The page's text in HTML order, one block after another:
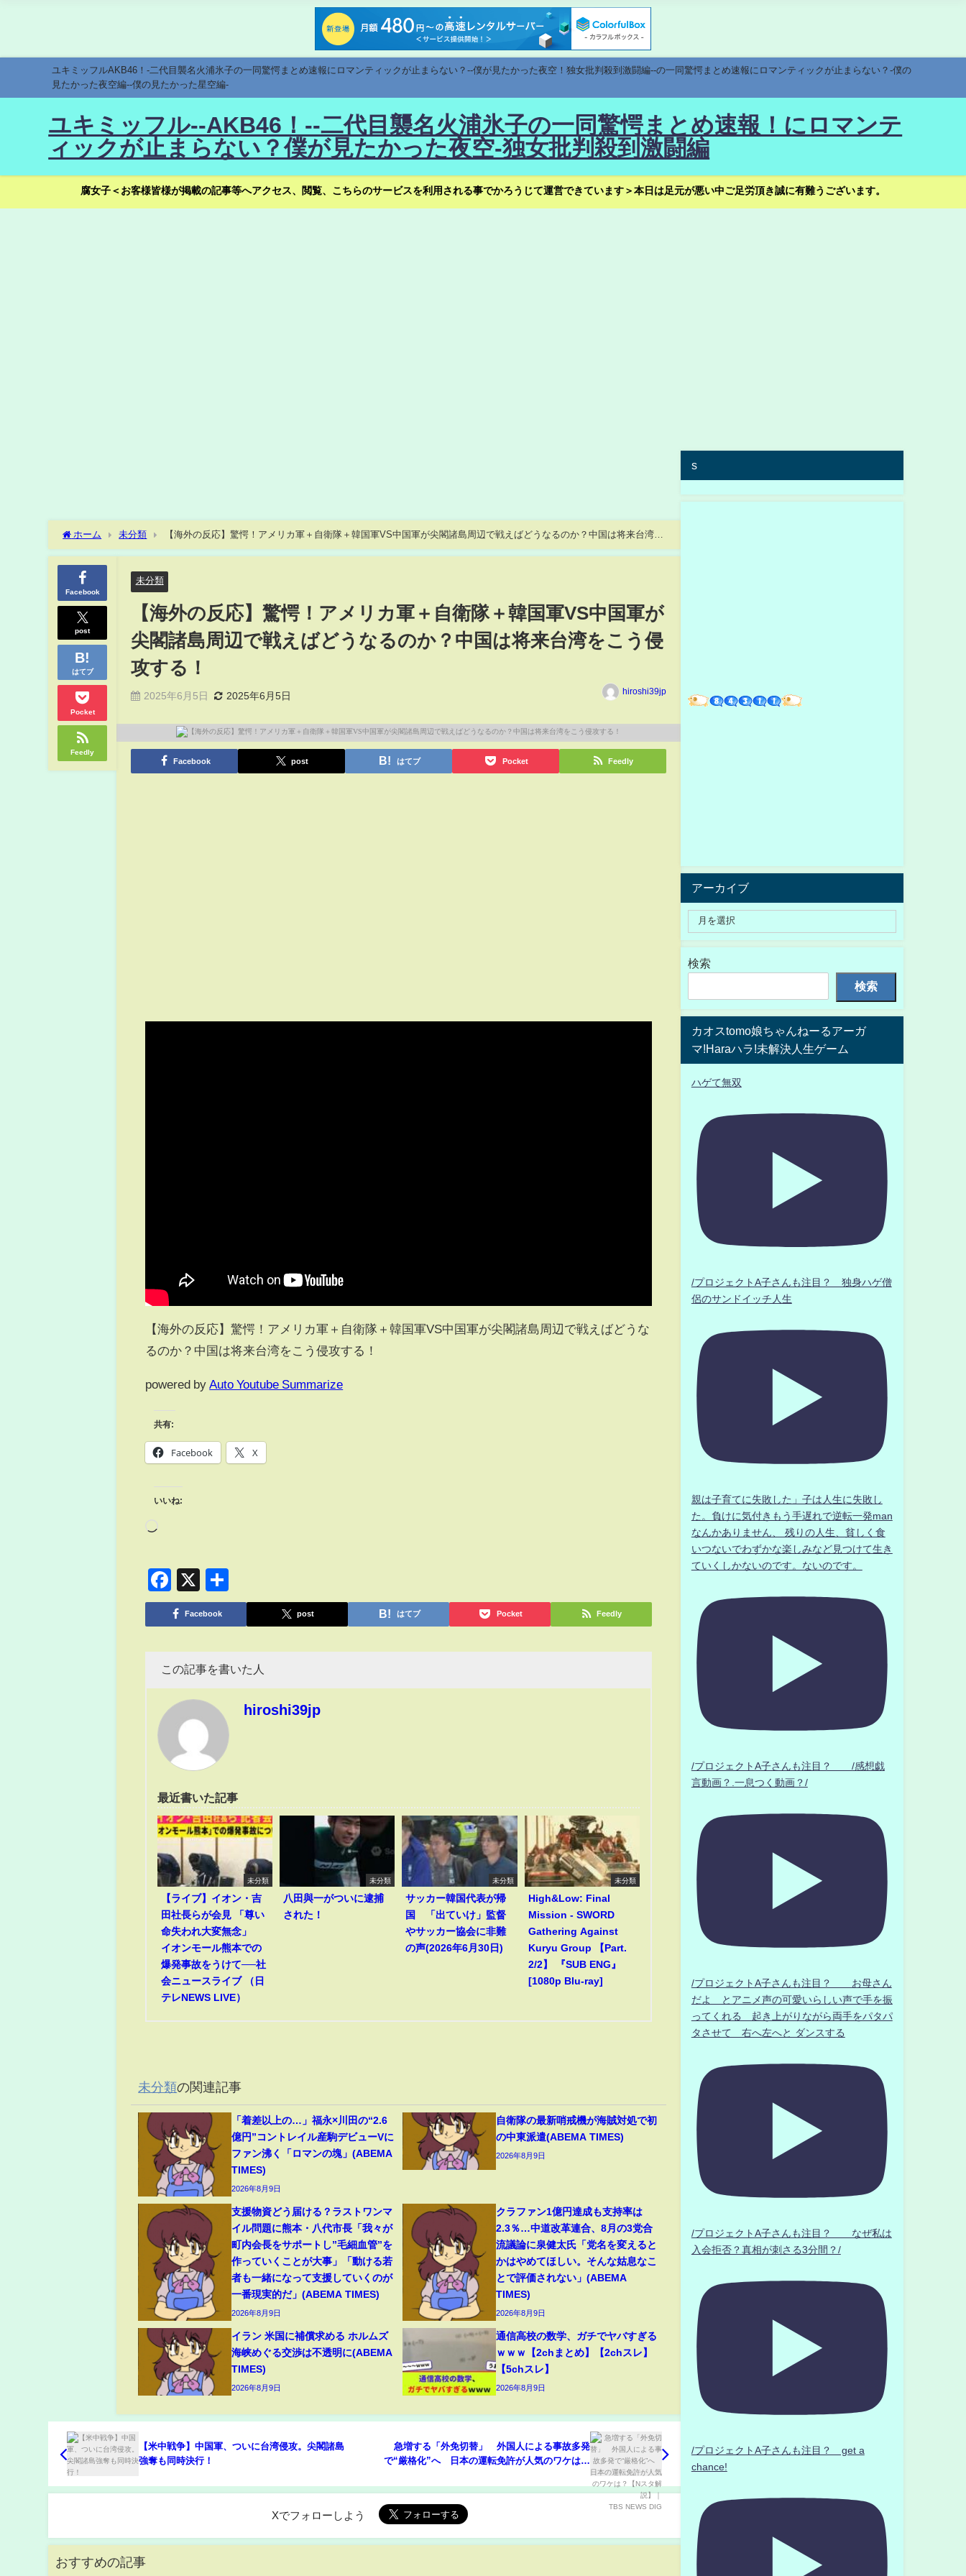
ユキミッフルAKB46！-二代目襲名火浦氷子の一同驚愕まとめ速報にロマンティックが止まらない？--僕が見たかった夜空！独女批判殺到激闘編--の一同驚愕まとめ速報にロマンティックが止まらない？-僕の
見たかった夜空編--僕の見たかった星空編-
ユキミッフル--AKB46！--二代目襲名火浦氷子の一同驚愕まとめ速報！にロマンテ
ィックが止まらない？僕が見たかった夜空-独女批判殺到激闘編
腐女子＜お客様皆様が掲載の記事等へアクセス、閲覧、こちらのサービスを利用される事でかろうじて運営できています＞本日は足元が悪い中ご足労頂き誠に有難うございます。
ホーム 未分類
【海外の反応】驚愕！アメリカ軍＋自衛隊＋韓国軍VS中国軍が尖閣諸島周辺で戦えばどうなるのか？中国は将来台湾を
こう侵攻する！
Facebook
post
はてブ
Pocket
Feedly
未分類
【海外の反応】驚愕！アメリカ軍＋自衛隊＋韓国軍VS中国軍が
尖閣諸島周辺で戦えばどうなるのか？中国は将来台湾をこう侵
攻する！
2025年6月5日 2025年6月5日 hiroshi39jp
Facebook post はてブ Pocket Feedly
【海外の反応】驚愕！アメリカ軍＋自衛隊＋韓国軍VS中国軍が尖閣諸島周辺で戦えばどうな
るのか？中国は将来台湾をこう侵攻する！
powered by Auto Youtube Summarize
共有:
Facebook X
いいね:
Facebook
X
有
Facebook post はてブ Pocket Feedly
この記事を書いた人
hiroshi39jp
最近書いた記事
未分類
【ライブ】イオン・吉
田社長らが会見 「尊い
命失われ大変無念」
イオンモール熊本での
爆発事故をうけて──社
会ニュースライブ （日
テレNEWS LIVE）
未分類
八田與一がついに逮捕
された！
未分類
サッカー韓国代表が帰
国 「出ていけ」監督
やサッカー協会に非難
の声(2026年6月30日)
未分類
High&Low: Final
Mission - SWORD
Gathering Against
Kuryu Group 【Part.
2/2】 『SUB ENG』
[1080p Blu-ray]
未分類の関連記事
「着差以上の…」福永×川田の“2.6
億円”コントレイル産駒デビューVに
ファン沸く「ロマンの塊」(ABEMA
TIMES)
2026年8月9日
自衛隊の最新哨戒機が海賊対処で初
の中東派遣(ABEMA TIMES)
2026年8月9日
支援物資どう届ける？ラストワンマ
イル問題に熊本・八代市長「我々が
町内会長をサポートし”毛細血管”を
作っていくことが大事」「動ける若
者も一緒になって支援していくのが
一番現実的だ」(ABEMA TIMES)
2026年8月9日
クラファン1億円達成も支持率は
2.3％…中道改革連合、8月の3党合
流議論に泉健太氏「党名を変えると
かはやめてほしい。そんな姑息なこ
とで評価されない」(ABEMA
TIMES)
2026年8月9日
イラン 米国に補償求める ホルムズ
海峡めぐる交渉は不透明に(ABEMA
TIMES)
2026年8月9日
通信高校の数学、ガチでヤバすぎる
ｗｗｗ【2chまとめ】【2chスレ】
【5chスレ】
2026年8月9日
【米中戦争】中国軍、ついに台湾侵攻。尖閣諸島
強奪も同時決行！
急増する「外免切替」 外国人による事故多発
で“厳格化”へ 日本の運転免許が人気のワケは？
Xでフォローしよう
おすすめの記事
s
アーカイブ
検索
検索
カオスtomo娘ちゃんねーるアーガ
マ!Haraハラ!未解決人生ゲーム
ハゲて無双
/プロジェクトA子さんも注目？ 独身ハゲ僧
侶のサンドイッチ人生
親は子育てに失敗した」子は人生に失敗し
た。負けに気付きもう手遅れで逆転一発man
なんかありません、 残りの人生、貧しく食
いつないでわずかな楽しみなど見つけて生き
ていくしかないのです。ないのです。
/プロジェクトA子さんも注目？ /感想戯
言動画？.一息つく動画？/
/プロジェクトA子さんも注目？ お母さん
だよ とアニメ声の可愛いらしい声で手を振
ってくれる 起き上がりながら両手をパタパ
タさせて 右へ左へと ダンスする
/プロジェクトA子さんも注目？ なぜ私は
入会拒否？真相が刺さる3分間？/
/プロジェクトA子さんも注目？ get a
chance!